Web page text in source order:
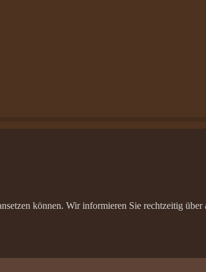
können. Wir informieren Sie rechtzeitig über